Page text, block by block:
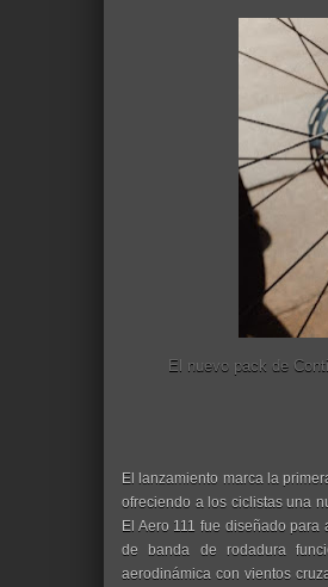
El nuevo pack de
El lanzamiento marca la
ofreciendo a los ciclistas una
El Aero 111 fue diseñado
de banda de rodadura
aerodinámica con vientos